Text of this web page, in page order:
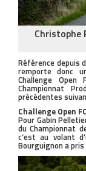
Christophe
Référence depuis
remporte donc
Challenge
Championnat
précédentes
Challenge Open
Pour Gabin
du Championnat
c’est au volant
Bourguignon a